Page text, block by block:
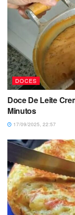
DOCES
Doce De Leite
Minutos
17/09/2025, 22:57